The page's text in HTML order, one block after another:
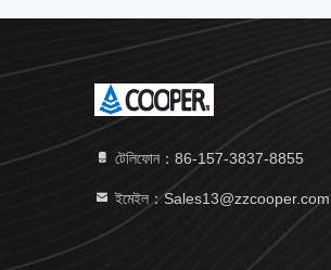
টেলিফোন：86-157-3837-8855
ইমেইল：Sales13@zzcooper.com